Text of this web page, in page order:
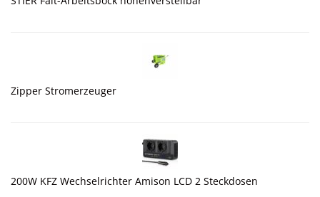
Zipper Stromerzeuger
200W KFZ Wechselrichter Amison LCD 2 Steckdosen